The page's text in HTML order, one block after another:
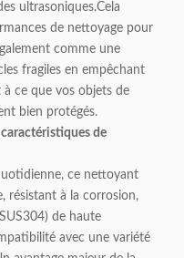
ultrasoniques.Cela
de nettoyage pour
comme une
fragiles en empêchant
ce que vos objets de
bien protégés.
de
ce nettoyant
résistant à la corrosion,
de haute
avec une variété